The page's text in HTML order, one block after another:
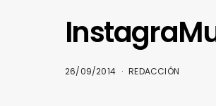
26/09/2014 REDACCIÓN